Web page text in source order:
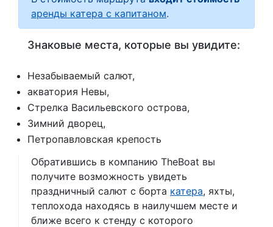
аренды катера с капитаном.
Знаковые места, которые вы увидите:
Незабываемый салют,
акватория Невы,
Стрелка Васильевского острова,
Зимний дворец,
Петропавловская крепость
Обратившись в компанию TheBoat вы
получите возможность увидеть
праздничный салют с борта катера, яхты,
теплохода находясь в наилучшем месте и
ближе всего к стенду с которого